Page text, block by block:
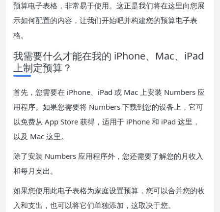
预算电子表格，非常易于使用。这正是我们将在这里向您展
示如何配置的内容，让我们开始吧并构建您的预算电子表
格。
我需要什么才能在我的 iPhone、Mac、iPad
上制定预算？
首先，您需要在 iPhone、iPad 或 Mac 上安装 Numbers 应
用程序。如果您需要将 Numbers 下载到您的设备上，它可
以免费从 App Store 获得，适用于 iPhone 和 iPad 这里，
以及 Mac 这里。
除了安装 Numbers 应用程序外，您还需要了解您的月收入
和每月支出。
如果您使用此电子表格为家庭设置预算，您可以合并您的收
入和支出，也可以将它们单独添加，这取决于您。